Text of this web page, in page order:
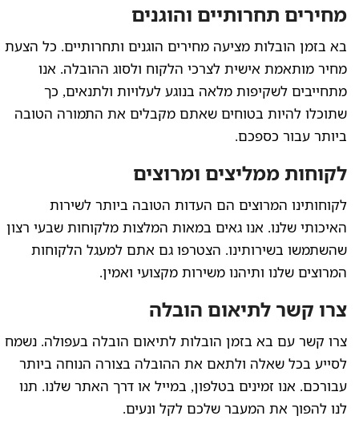
מחירים תחרותיים והוגנים
בא בזמן הובלות מציעה מחירים הוגנים ותחרותיים. כל הצעת
מחיר מותאמת אישית לצרכי הלקוח ולסוג ההובלה. אנו
מתחייבים לשקיפות מלאה בנוגע לעלויות ולתנאים, כך
שתוכלו להיות בטוחים שאתם מקבלים את התמורה הטובה
ביותר עבור כספכם.
לקוחות ממליצים ומרוצים
לקוחותינו המרוצים הם העדות הטובה ביותר לשירות
האיכותי שלנו. אנו גאים במאות המלצות מלקוחות שבעי רצון
שהשתמשו בשירותינו. הצטרפו גם אתם למעגל הלקוחות
המרוצים שלנו ותיהנו משירות מקצועי ואמין.
צרו קשר לתיאום הובלה
צרו קשר עם בא בזמן הובלות לתיאום הובלה בעפולה. נשמח
לסייע בכל שאלה ולתאם את ההובלה בצורה הנוחה ביותר
עבורכם. אנו זמינים בטלפון, במייל או דרך האתר שלנו. תנו
לנו להפוך את המעבר שלכם לקל ונעים.